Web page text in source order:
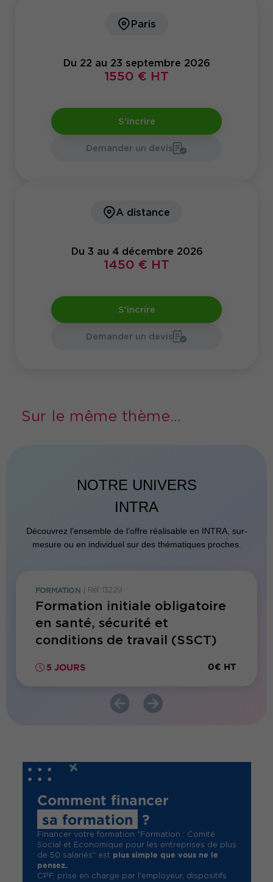
Paris
Du 22 au 23 septembre 2026
1550 € HT
S'incrire
Demander un devis
A distance
Du 3 au 4 décembre 2026
1450 € HT
S'incrire
Demander un devis
Sur le même thème...
NOTRE UNIVERS
INTRA
Découvrez l’ensemble de l’offre réalisable en INTRA, sur-
mesure ou en individuel sur des thématiques proches.
FORMATION Réf. 13229
Formation initiale obligatoire
en santé, sécurité et
conditions de travail (SSCT)
CSSCT
5 JOURS 0€ HT
Comment financer
sa formation
?
Financer votre formation "Formation : Comité
Social et Economique pour les entreprises de plus
de 50 salariés" est plus simple que vous ne le
pensez.
CPF, prise en charge par l'employeur, dispositifs